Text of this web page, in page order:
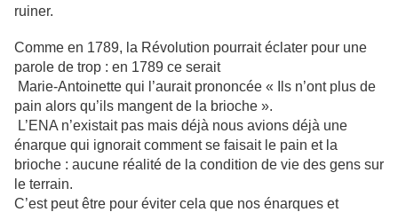
ruiner.
Comme en 1789, la Révolution pourrait éclater pour une
parole de trop : en 1789 ce serait
Marie-Antoinette qui l’aurait prononcée « Ils n’ont plus de
pain alors qu’ils mangent de la brioche ».
L’ENA n’existait pas mais déjà nous avions déjà une
énarque qui ignorait comment se faisait le pain et la
brioche : aucune réalité de la condition de vie des gens sur
le terrain.
C’est peut être pour éviter cela que nos énarques et